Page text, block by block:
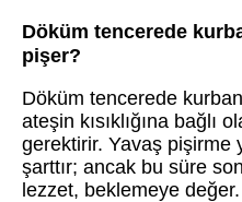
Döküm tencerede
pişer?
Döküm tencerede
ateşin kısıklığına bağlı
gerektirir. Yavaş pişirme
şarttır; ancak bu süre
lezzet, beklemeye değer.